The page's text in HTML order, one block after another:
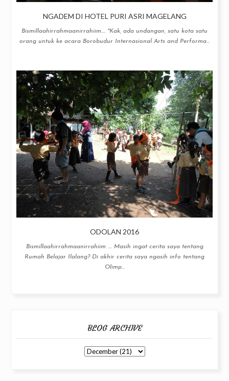
NGADEM DI HOTEL PURI ASRI MAGELANG
Bismillaahirrahmaanirrahiim.... "Kak, ada undangan, satu kota satu
orang untuk ke acara Borobudur Internasional Arts and Performa...
ODOLAN 2016
Bismillaahirrahmaanirrahiim .... Masih ingat cerita saya tentang
Rumah Belajar Ilalang? Di akhir cerita saya ngasih info tentang
Olimp...
BLOG ARCHIVE